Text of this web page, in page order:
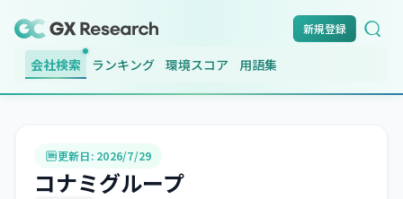
新規登録
会社検索 ランキング 環境スコア 用語集
更新日: 2026/7/29
コナミグループ